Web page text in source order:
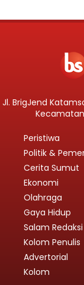
Jl. BrigJend
Peristiwa
Politik &
Cerita Sumut
Ekonomi
Olahraga
Gaya Hidup
Salam Redaksi
Kolom Penulis
Advertorial
Kolom